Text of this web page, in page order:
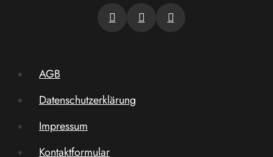
AGB
Datenschutzerklärung
Impressum
Kontaktformular